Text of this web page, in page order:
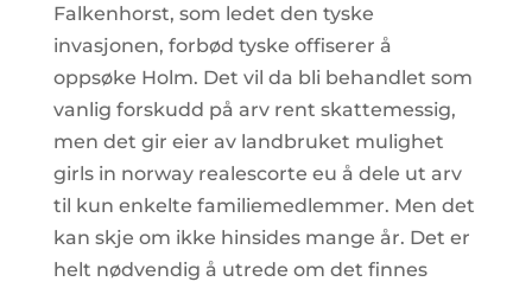
Falkenhorst, som ledet den tyske
invasjonen, forbød tyske offiserer å
oppsøke Holm. Det vil da bli behandlet som
vanlig forskudd på arv rent skattemessig,
men det gir eier av landbruket mulighet
girls in norway realescorte eu å dele ut arv
til kun enkelte familiemedlemmer. Men det
kan skje om ikke hinsides mange år. Det er
helt nødvendig å utrede om det finnes